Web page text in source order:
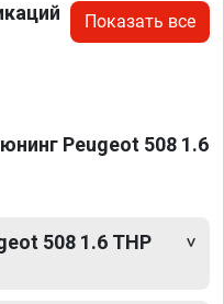
Показать все
Peugeot 508 1.6
508 1.6 THP